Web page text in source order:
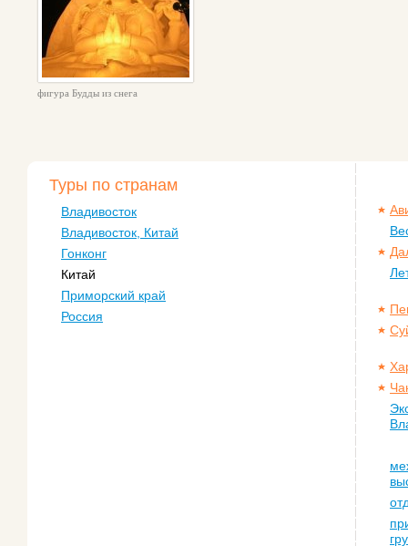
фигура Будды из снега
Туры по странам
Владивосток
Владивосток, Китай
Гонконг
Китай
Приморский край
Россия